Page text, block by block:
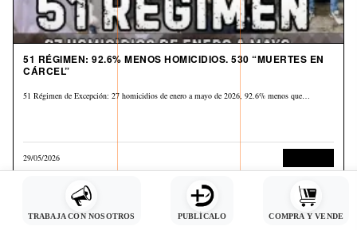
51 RÉGIMEN: 92.6% MENOS HOMICIDIOS. 530 “MUERTES EN
CÁRCEL”
51 Régimen de Excepción: 27 homicidios de enero a mayo de 2026, 92.6% menos que…
29/05/2026
TRABAJA CON NOSOTROS PUBLÍCALO COMPRA Y VENDE